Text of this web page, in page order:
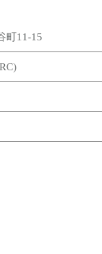
町11-15